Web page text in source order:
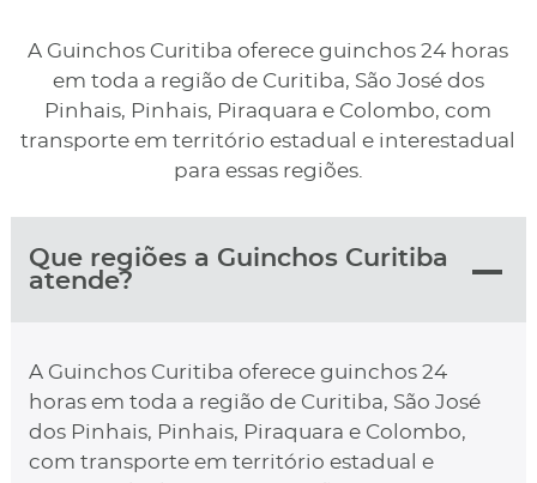
A Guinchos Curitiba oferece guinchos 24 horas
em toda a região de Curitiba, São José dos
Pinhais, Pinhais, Piraquara e Colombo, com
transporte em território estadual e interestadual
para essas regiões.
Que regiões a Guinchos Curitiba
atende?
A Guinchos Curitiba oferece guinchos 24
horas em toda a região de Curitiba, São José
dos Pinhais, Pinhais, Piraquara e Colombo,
com transporte em território estadual e